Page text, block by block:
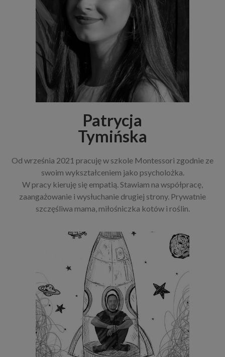
Patrycja
Tymińska
Od września 2021 pracuję w szkole Montessori zgodnie ze
swoim wykształceniem jako psycholożka.
W pracy kieruję się empatią. Stawiam na współpracę,
zaangażowanie i wysłuchanie drugiej strony. Prywatnie
szczęśliwa mama, miłośniczka kotów i roślin.